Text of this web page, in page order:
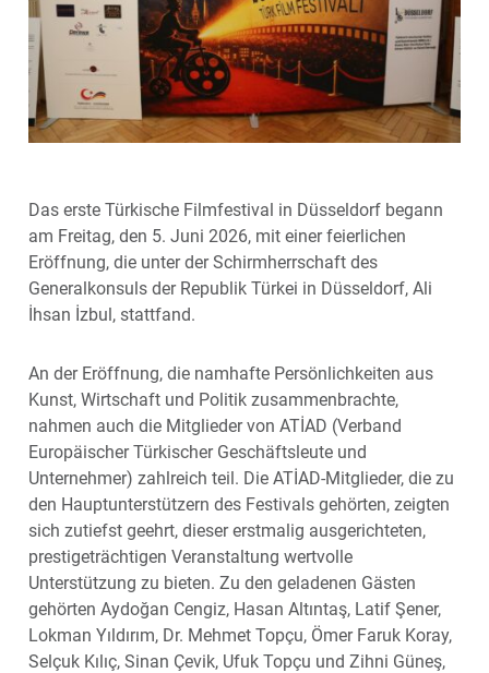
Das erste Türkische Filmfestival in Düsseldorf begann
am Freitag, den 5. Juni 2026, mit einer feierlichen
Eröffnung, die unter der Schirmherrschaft des
Generalkonsuls der Republik Türkei in Düsseldorf, Ali
İhsan İzbul, stattfand.
An der Eröffnung, die namhafte Persönlichkeiten aus
Kunst, Wirtschaft und Politik zusammenbrachte,
nahmen auch die Mitglieder von ATİAD (Verband
Europäischer Türkischer Geschäftsleute und
Unternehmer) zahlreich teil. Die ATİAD-Mitglieder, die zu
den Hauptunterstützern des Festivals gehörten, zeigten
sich zutiefst geehrt, dieser erstmalig ausgerichteten,
prestigeträchtigen Veranstaltung wertvolle
Unterstützung zu bieten. Zu den geladenen Gästen
gehörten Aydoğan Cengiz, Hasan Altıntaş, Latif Şener,
Lokman Yıldırım, Dr. Mehmet Topçu, Ömer Faruk Koray,
Selçuk Kılıç, Sinan Çevik, Ufuk Topçu und Zihni Güneş,